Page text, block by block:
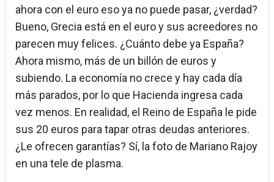
ahora con el euro eso ya no puede pasar, ¿verdad?
Bueno, Grecia está en el euro y sus acreedores no
parecen muy felices. ¿Cuánto debe ya España?
Ahora mismo, más de un billón de euros y
subiendo. La economía no crece y hay cada día
más parados, por lo que Hacienda ingresa cada
vez menos. En realidad, el Reino de España le pide
sus 20 euros para tapar otras deudas anteriores.
¿Le ofrecen garantías? Sí, la foto de Mariano Rajoy
en una tele de plasma.